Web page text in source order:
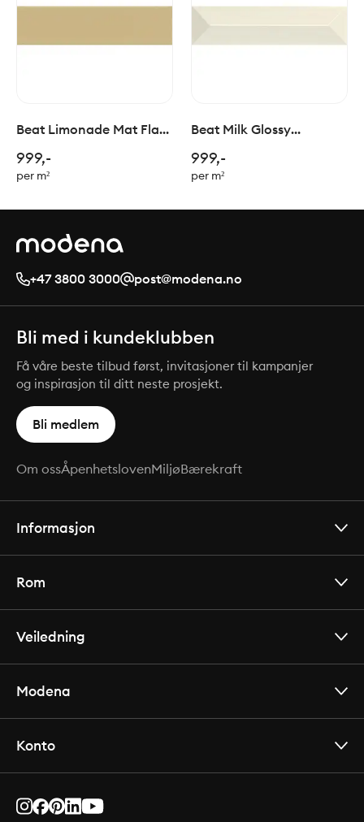
Beat Limonade Mat Flat
999,-
per m²
Beat Milk Glossy
999,-
per m²
+47 3800 3000 post@modena.no
Bli med i kundeklubben
Få våre beste tilbud først, invitasjoner til kampanjer
og inspirasjon til ditt neste prosjekt.
Bli medlem
Om ossÅpenhetslovenMiljøBærekraft
Informasjon
Rom
Veiledning
Modena
Konto